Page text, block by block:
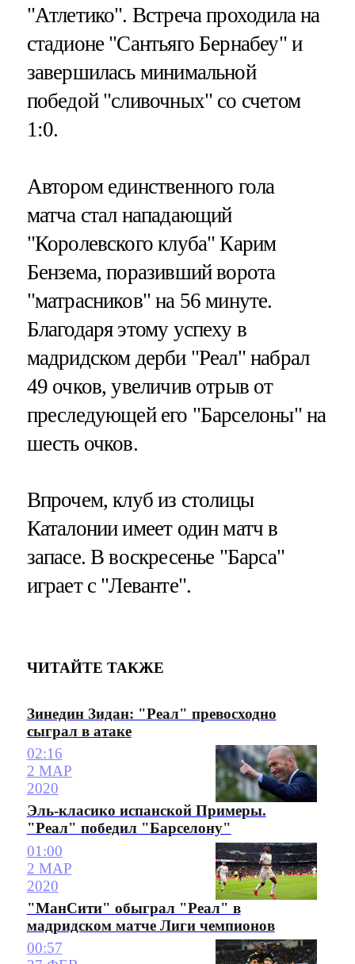
"Атлетико". Встреча проходила на
стадионе "Сантьяго Бернабеу" и
завершилась минимальной
победой "сливочных" со счетом
1:0.
Автором единственного гола
матча стал нападающий
"Королевского клуба" Карим
Бензема, поразивший ворота
"матрасников" на 56 минуте.
Благодаря этому успеху в
мадридском дерби "Реал" набрал
49 очков, увеличив отрыв от
преследующей его "Барселоны" на
шесть очков.
Впрочем, клуб из столицы
Каталонии имеет один матч в
запасе. В воскресенье "Барса"
играет с "Леванте".
ЧИТАЙТЕ ТАКЖЕ
Зинедин Зидан: "Реал" превосходно
сыграл в атаке
02:16
2 МАР
2020
Эль-класико испанской Примеры.
"Реал" победил "Барселону"
01:00
2 МАР
2020
"МанСити" обыграл "Реал" в
мадридском матче Лиги чемпионов
00:57